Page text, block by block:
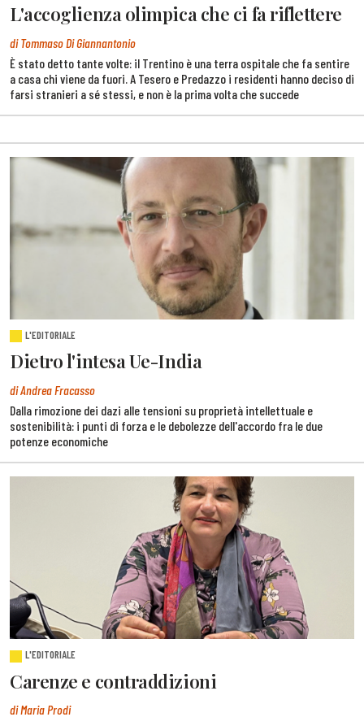
L'accoglienza olimpica che ci fa riflettere
di Tommaso Di Giannantonio
È stato detto tante volte: il Trentino è una terra ospitale che fa sentire
a casa chi viene da fuori. A Tesero e Predazzo i residenti hanno deciso di
farsi stranieri a sé stessi, e non è la prima volta che succede
L'EDITORIALE
Dietro l'intesa Ue-India
di Andrea Fracasso
Dalla rimozione dei dazi alle tensioni su proprietà intellettuale e
sostenibilità: i punti di forza e le debolezze dell'accordo fra le due
potenze economiche
L'EDITORIALE
Carenze e contraddizioni
di Maria Prodi